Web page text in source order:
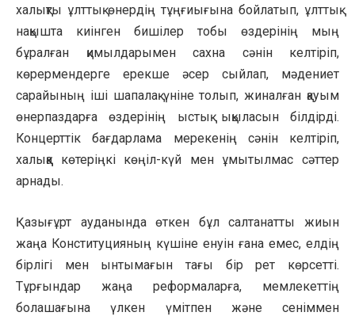
халықты ұлттық өнердің тұңғиығына бойлатып, ұлттық
нақышта киінген бишілер тобы өздерінің мың
бұралған қимылдарымен сахна сәнін келтіріп,
көрермендерге ерекше әсер сыйлап, мәдениет
сарайының іші шапалақ үніне толып, жиналған қауым
өнерпаздарға өздерінің ыстық ықыласын білдірді.
Концерттік бағдарлама мерекенің сәнін келтіріп,
халыққа көтеріңкі көңіл-күй мен ұмытылмас сәттер
арнады.
Қазығұрт ауданында өткен бұл салтанатты жиын
жаңа Конституцияның күшіне енуін ғана емес, елдің
бірлігі мен ынтымағын тағы бір рет көрсетті.
Тұрғындар жаңа реформаларға, мемлекеттің
болашағына үлкен үмітпен және сеніммен